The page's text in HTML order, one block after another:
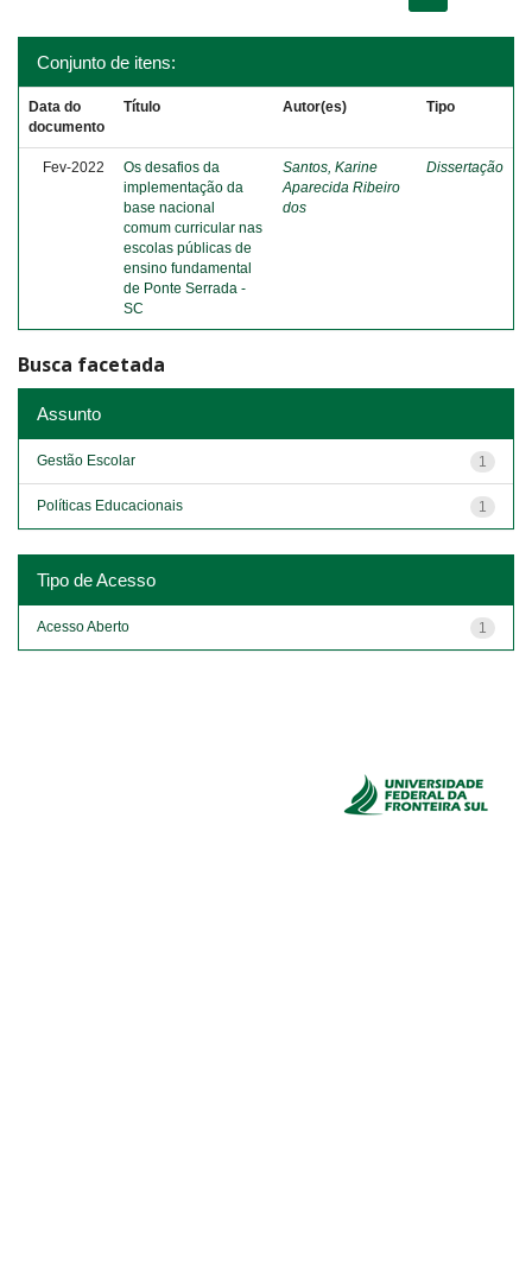
Conjunto de itens:
Data do
documento
Título Autor(es) Tipo
Fev-2022
Os desafios da
implementação da
base nacional
comum curricular nas
escolas públicas de
ensino fundamental
de Ponte Serrada -
SC
Santos, Karine
Aparecida Ribeiro
dos
Dissertação
Busca facetada
Assunto
1
Gestão Escolar
1
Políticas Educacionais
Tipo de Acesso
1
Acesso Aberto